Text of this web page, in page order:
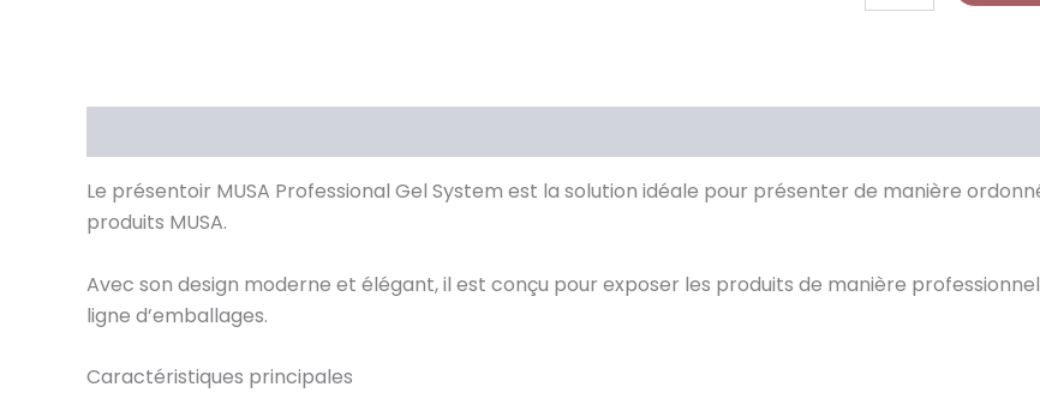
Le présentoir MUSA Professional Gel System est la solution idéale pour présenter de manière
produits MUSA.
Avec son design moderne et élégant, il est conçu pour exposer les produits de manière
ligne d’emballages.
Caractéristiques principales